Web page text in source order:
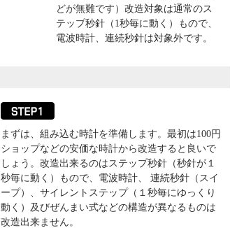
どが無難です）改造対象は通常のス
テップ秒針（1秒毎に動く）もので、
電波時計、連続秒針は対象外です。
まずは、組み込む時計を準備します。最初は100円
ショップなどの安価な時計から改造すると良いで
しょう。改造出来るのはステップ秒針（秒針が１
秒毎に動く）もので、電波時計、 連続秒針（スイ
ープ）、サイレントステップ（１秒毎にゆっくり
動く）及びぜんまい式などの構造が異なるものは
改造出来ません。